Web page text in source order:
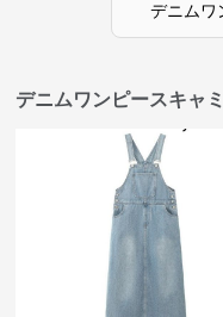
デニムワ
デニムワンピースキャ